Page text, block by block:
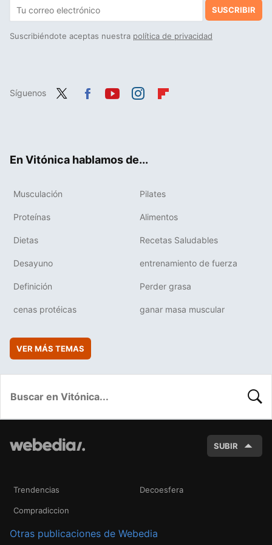
SUSCRIBIR
Suscribiéndote aceptas nuestra política de privacidad
Síguenos
En Vitónica hablamos de...
Musculación Pilates
Proteínas Alimentos
Dietas Recetas Saludables
Desayuno entrenamiento de fuerza
Definición Perder grasa
cenas protéicas ganar masa muscular
VER MÁS TEMAS
SUBIR
Trendencias Decoesfera
Compradiccion
Otras publicaciones de Webedia